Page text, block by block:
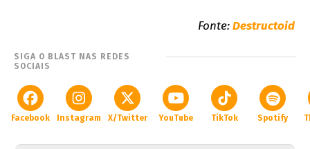
Fonte:Destructoid
SIGA O BLAST NAS REDES
SOCIAIS
Facebook Instagram X/Twitter YouTube TikTok Spotify